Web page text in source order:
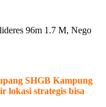
96m 1.7 M, Nego
SHGB Kampung
lokasi strategis bisa